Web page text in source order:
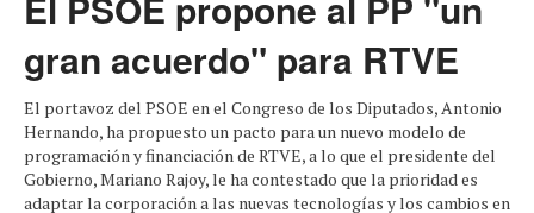
gran acuerdo" para RTVE
El portavoz del PSOE en el Congreso de los Diputados, Antonio
Hernando, ha propuesto un pacto para un nuevo modelo de
programación y financiación de RTVE, a lo que el presidente del
Gobierno, Mariano Rajoy, le ha contestado que la prioridad es
adaptar la corporación a las nuevas tecnologías y los cambios en